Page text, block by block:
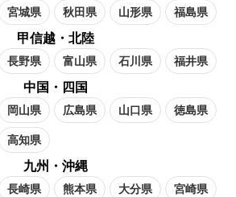
宮城県 秋田県 山形県 福島県
甲信越・北陸
長野県 富山県 石川県 福井県
中国・四国
岡山県 広島県 山口県 徳島県
高知県
九州・沖縄
長崎県 熊本県 大分県 宮崎県